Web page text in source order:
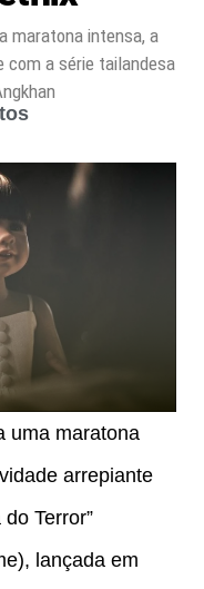
maratona intensa, a
com a série tailandesa
uma maratona
arrepiante
Terror”
lançada em